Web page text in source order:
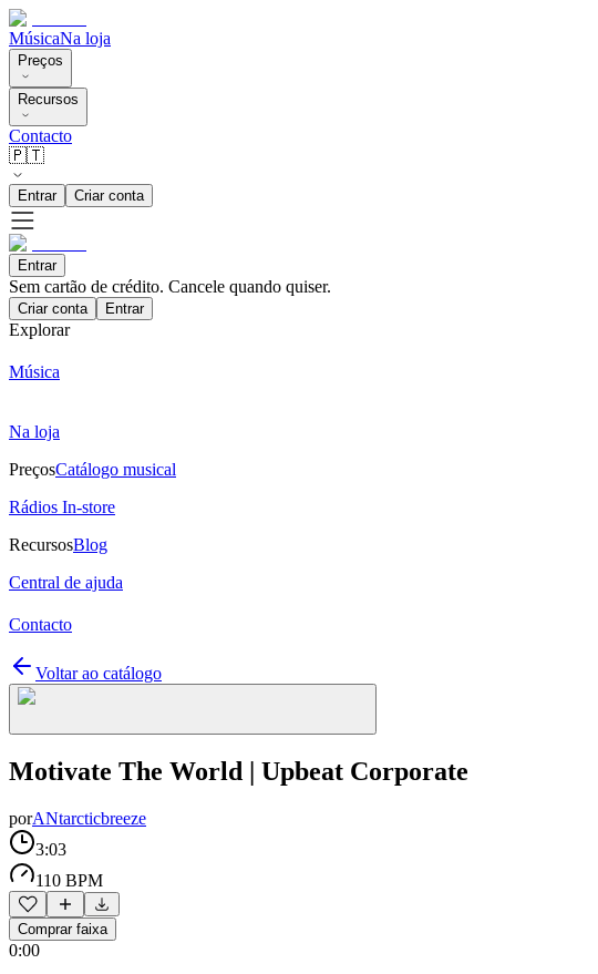
MúsicaNa loja
Preços
Recursos
Contacto
🇵🇹
Entrar Criar conta
Entrar
Sem cartão de crédito. Cancele quando quiser.
Criar conta Entrar
Explorar
Música
Na loja
PreçosCatálogo musical
Rádios In-store
RecursosBlog
Central de ajuda
Contacto
Voltar ao catálogo
Motivate The World | Upbeat Corporate
porANtarcticbreeze
3:03
110 BPM
Comprar faixa
0:00